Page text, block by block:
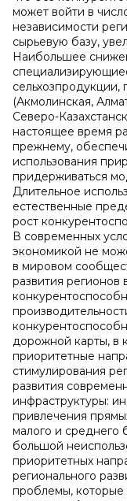
может войти в
независимости
сырьевую базу,
Наибольшее
(Акмолинская,
Северо-
настоящее время
прежнему,
использования
придерживаться
Длительное
естественные
рост
В современных
экономикой не
в мировом
развития регионов
дорожной карты, в
приоритетные
стимулирования
развития
инфраструктуры:
привлечения
малого и среднего
большой
приоритетных
регионального
проблемы, которые